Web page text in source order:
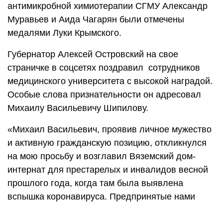
антимикробной химиотерапии СГМУ Александр
Муравьев и Аида Чагарян были отмечены
медалями Луки Крымского.
Губернатор Алексей Островский на свое
страничке в соцсетях поздравил сотрудников
медицинского университета с высокой наградой.
Особые слова признательности он адресовал
Михаилу Васильевичу Шипилову.
«Михаил Васильевич, проявив личное мужество
и активную гражданскую позицию, откликнулся
на мою просьбу и возглавил Вяземский дом-
интернат для престарелых и инвалидов весной
прошлого года, когда там была выявлена
вспышка коронавируса. Предпринятые нами